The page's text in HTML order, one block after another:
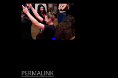
PERMALINK